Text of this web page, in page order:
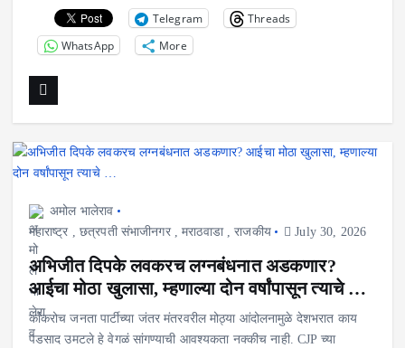
Telegram
Threads
WhatsApp
More
अमोल भालेराव
महाराष्ट्र , छत्रपती संभाजीनगर,मराठवाडा,राजकीय July 30, 2026
अभिजीत दिपके लवकरच लग्नबंधनात अडकणार?
आईचा मोठा खुलासा, म्हणाल्या दोन वर्षांपासून त्याचे …
कॉकरोच जनता पार्टीच्या जंतर मंतरवरील मोठ्या आंदोलनामुळे देशभरात काय
पडसाद उमटले हे वेगळं सांगण्याची आवश्यकता नक्कीच नाही. CJP च्या